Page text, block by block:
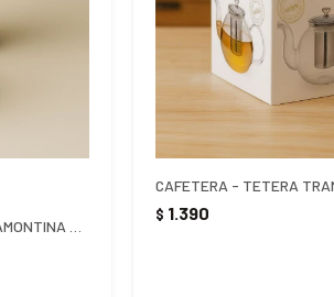
CAFETERA - TETERA
$ 1.390